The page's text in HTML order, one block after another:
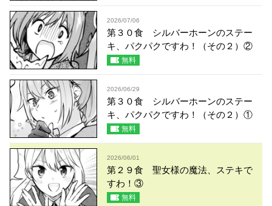
2026/07/06
第３０食 シルバーホーンのステー
キ、パクパクですわ！（その２）②
無料
2026/06/29
第３０食 シルバーホーンのステー
キ、パクパクですわ！（その２）①
無料
2026/06/01
第２９食 聖女様の魔法、ステキで
すわ！③
無料